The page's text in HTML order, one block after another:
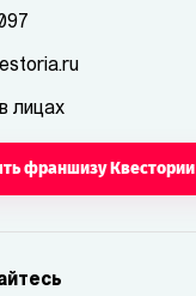
лицах
франшизу Квестории